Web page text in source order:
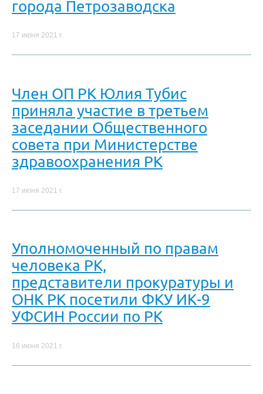
города Петрозаводска
17 июня 2021 г.
Член ОП РК Юлия Тубис
приняла участие в третьем
заседании Общественного
совета при Министерстве
здравоохранения РК
17 июня 2021 г.
Уполномоченный по правам
человека РК,
представители прокуратуры и
ОНК РК посетили ФКУ ИК-9
УФСИН России по РК
16 июня 2021 г.